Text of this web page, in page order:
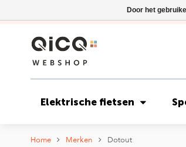
Elektrische fietsen
Home Merken Dotout
Door het